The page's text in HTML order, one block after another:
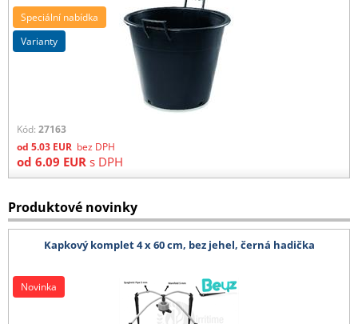
Kód: 27163
od 5.03 EUR bez DPH
od 6.09 EUR s DPH
Speciální nabídka
varianty
Produktové novinky
Kapkový komplet 4 x 60 cm, bez jehel, černá hadička
Novinka